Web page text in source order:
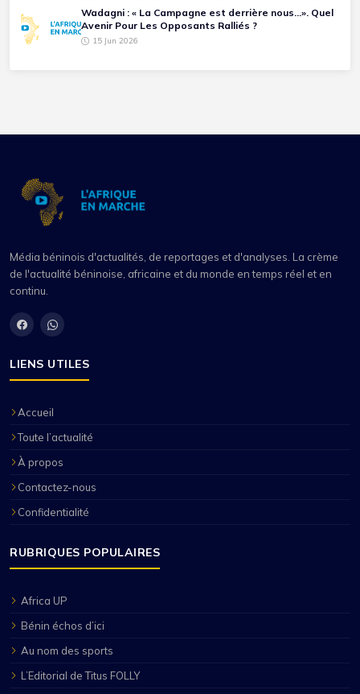
Wadagni : « La Campagne est derrière nous...». Quel
Avenir Pour Les Opposants Ralliés ?
15 Jun 2026
Média béninois d'actualités, de reportages et d'analyses. La crème
de l'actualité béninoise, africaine et du monde en temps réel et en
continu.
LIENS UTILES
Accueil
Toute l’actualité
À propos
Contactez-nous
Confidentialité
RUBRIQUES POPULAIRES
Africa UP
Bénin échos d’ici
Au nom des sports
L’Editorial de Titus FOLLY